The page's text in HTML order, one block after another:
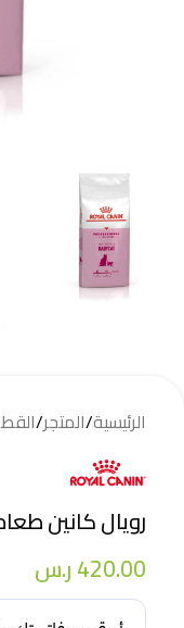
الرئيسية/المتجر/
رويال كانين طعام
420.00ر.س